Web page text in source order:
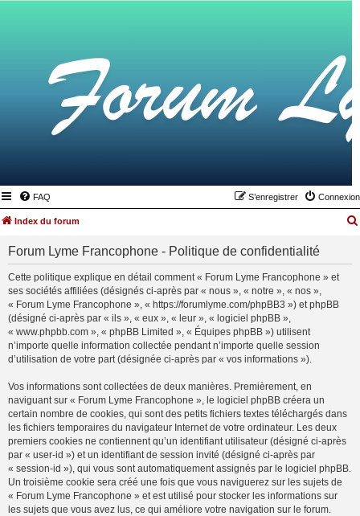
FAQ Connexion
S’enregistrer
Index du forum
Forum Lyme Francophone - Politique de confidentialité
Cette politique explique en détail comment « Forum Lyme Francophone » et
ses sociétés affiliées (désignés ci-après par « nous », « notre », « nos »,
« Forum Lyme Francophone », « https://forumlyme.com/phpBB3 ») et phpBB
(désigné ci-après par « ils », « eux », « leur », « logiciel phpBB »,
« www.phpbb.com », « phpBB Limited », « Équipes phpBB ») utilisent
n’importe quelle information collectée pendant n’importe quelle session
d’utilisation de votre part (désignée ci-après par « vos informations »).
Vos informations sont collectées de deux manières. Premièrement, en
naviguant sur « Forum Lyme Francophone », le logiciel phpBB créera un
certain nombre de cookies, qui sont des petits fichiers textes téléchargés dans
les fichiers temporaires du navigateur Internet de votre ordinateur. Les deux
premiers cookies ne contiennent qu’un identifiant utilisateur (désigné ci-après
par « user-id ») et un identifiant de session invité (désigné ci-après par
« session-id »), qui vous sont automatiquement assignés par le logiciel phpBB.
Un troisième cookie sera créé une fois que vous naviguerez sur les sujets de
« Forum Lyme Francophone » et est utilisé pour stocker les informations sur
les sujets que vous avez lus, ce qui améliore votre navigation sur le forum.